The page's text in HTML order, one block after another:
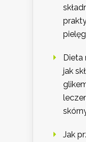
Dieta
jak
Jak